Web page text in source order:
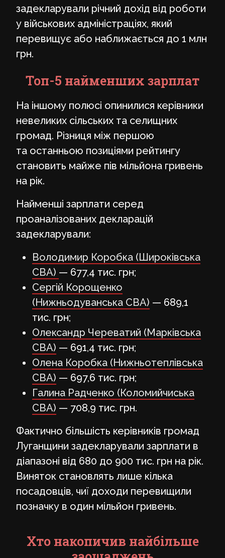
задекларували річний дохід від роботи
у військових адміністраціях, який
перевищує або наближається до 1 млн
грн.
Топ-5 найменших зарплат
На іншому полюсі опинилися керівники
невеликих сільських та селищних
громад. Різниця між першою
та останньою позиціями рейтингу
становить майже пів мільйона гривень
на рік.
Найменші зарплати серед
проаналізованих декларацій
задекларували:
Володимир Коробка (Широківська
СВА) — 677,4 тис. грн;
Сергій Корощенко
(Нижньодуванська СВА) — 689,1
тис. грн;
Олександр Череватий (Марківська
СВА) — 691,4 тис. грн;
Олена Коробка (Нижньотеплівська
СВА) — 697,6 тис. грн;
Галина Радченко (Коломийчиська
СВА) — 708,9 тис. грн.
Фактично більшість керівників громад
Луганщини задекларували зарплати в
діапазоні від 680 до 900 тис. грн на рік.
Виняток становлять лише кілька
посадовців, чиї доходи перевищили
позначку в один мільйон гривень.
Хто накопичив найбільше